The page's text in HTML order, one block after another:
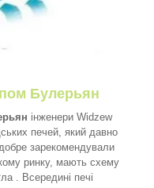
Булерьян
інженери Widzew
печей, який давно
зарекомендували
ринку, мають схему
. Всередині печі